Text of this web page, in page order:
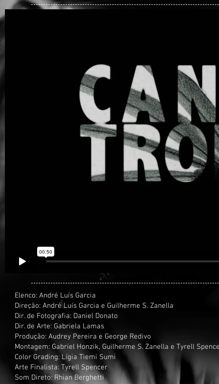
Elenco: André Luís Garcia
Direção: André Luís Garcia e Guilherme S. Zanella
Dir. de Fotografia: Daniel Donato
Dir. de Arte: Gabriela Lamas
Produção: Audrey Pereira e George Redivo
Montagem: Gabriel Honzik, Guilherme S. Zanella e Tyrell
Color Grading: Lígia Tiemi Sumi
Arte Finalista: Tyrell Spencer
Som Direto: Rhian Berghetti